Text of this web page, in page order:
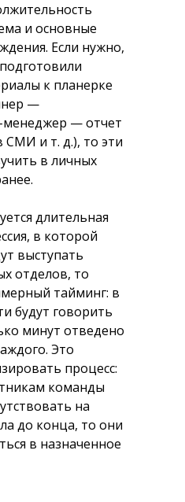
и основные
Если нужно,
к планерке
—
менеджер — отчет
СМИ и т. д.), то эти
в личных
длительная
в которой
выступать
отделов, то
тайминг: в
будут говорить
минут отведено
Это
процесс:
команды
на
до конца, то они
в назначенное